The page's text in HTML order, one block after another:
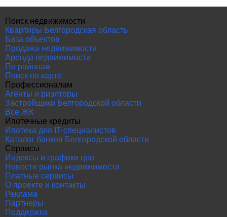
Поиск недвижимости
Квартиры Белгородская область
База объектов
Продажа недвижимости
Аренда недвижимости
По районам
Поиск по карте
Профессионалам
Агенты и риэлторы
Застройщики Белгородской области
Все ЖК
Ипотечные кредиты
Ипотека для IT-специалистов
Каталог банков Белгородской области
Сервисы
Индексы и графики цен
Новости рынка недвижимости
Платные сервисы
О проекте и контакты
Реклама
Партнеры
Поддержка